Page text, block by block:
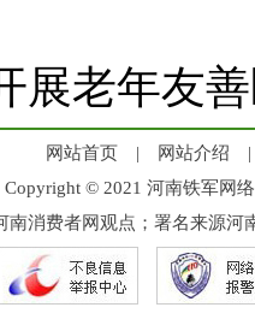
展老年友
网站首页 | 网站介绍
Copyright © 2021 河南铁军网
南消费者网观点；署名来源